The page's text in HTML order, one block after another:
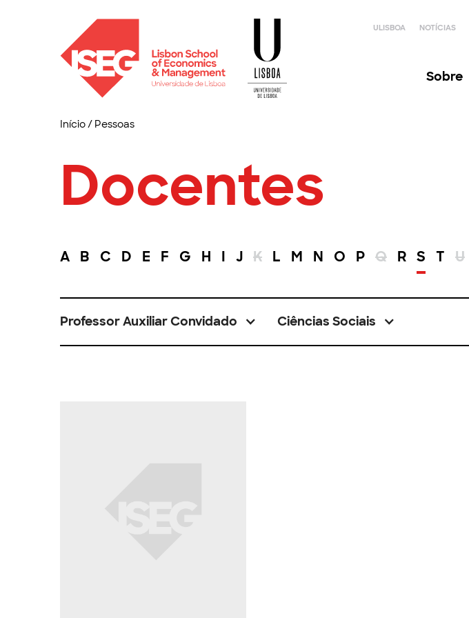
ULISBOA NOTÍCIAS
Sobre
Início/ Pessoas
Docentes
A B C D E F G H I J K L M N O P Q R S T U
Professor Auxiliar Convidado Ciências Sociais